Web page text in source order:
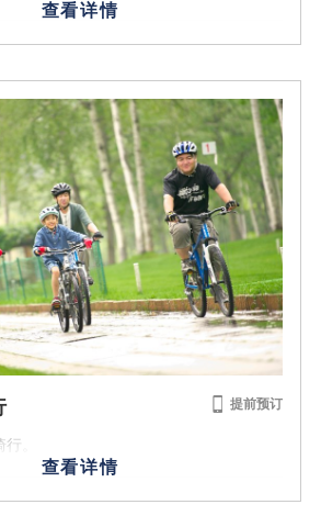
及以上的人员。
头盔、手套的租赁费。(带跟随车)
可乘车回去。
预订
17
12
- 16:30
提前预订
。